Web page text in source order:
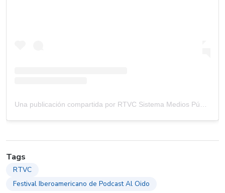
Tags
RTVC
Festival Iberoamericano de Podcast Al Oido